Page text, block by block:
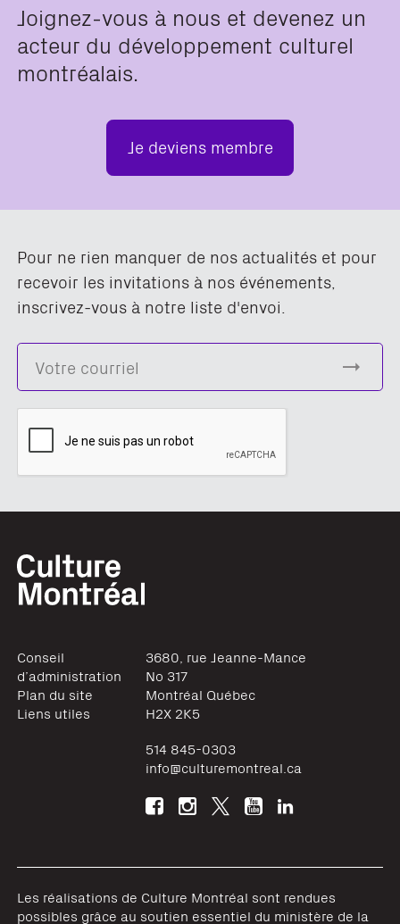
Joignez-vous à nous et devenez un
acteur du développement culturel
montréalais.
Je deviens membre
Pour ne rien manquer de nos actualités et pour
recevoir les invitations à nos événements,
inscrivez-vous à notre liste d'envoi.
Conseil
d’administration
Plan du site
Liens utiles
3680, rue Jeanne-Mance
No 317
Montréal Québec
H2X 2K5
514 845-0303
info@culturemontreal.ca
Les réalisations de Culture Montréal sont rendues
possibles grâce au soutien essentiel du ministère de la